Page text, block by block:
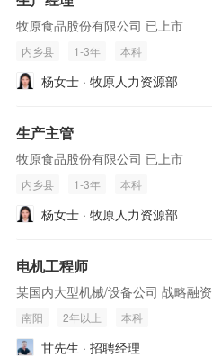
牧原食品股份有限公司 已上市
内乡县 1-3年 本科
杨女士 · 牧原人力资源部
生产主管
牧原食品股份有限公司 已上市
内乡县 1-3年 本科
杨女士 · 牧原人力资源部
电机工程师
某国内大型机械/设备公司 战略融资
南阳 2年以上 本科
甘先生 · 招聘经理